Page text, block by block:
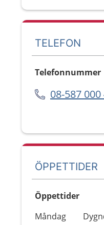
TELEFON
Telefonnummer
08-587 000
ÖPPETTIDER
Öppettider
Dag
Öppettider
Kommentarer
Måndag